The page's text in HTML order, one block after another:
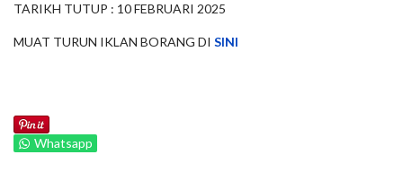
TARIKH TUTUP : 10 FEBRUARI 2025
MUAT TURUN IKLAN BORANG DI SINI
Whatsapp